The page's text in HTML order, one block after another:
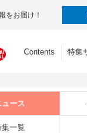
をお届け！
Contents 特集
ュース
集一覧